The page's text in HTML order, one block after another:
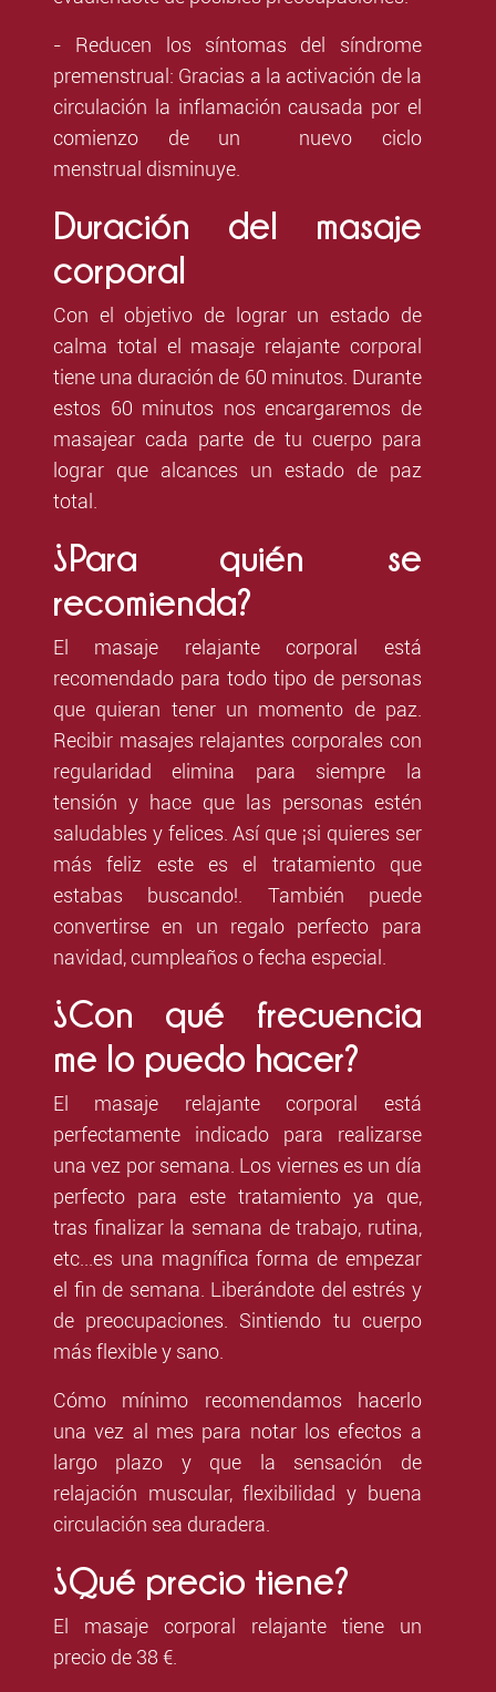
- Reducen los síntomas del síndrome
premenstrual: Gracias a la activación de la
circulación l a inflamación causada por el
comienzo de un nuevo ciclo
menstrual disminuye.
Duración del masaje
corporal
Con el objetivo de lograr un estado de
calma total el masaje relajante corporal
tiene una duración de 60 minutos. Durante
estos 60 minutos nos encargaremos de
masajear cada parte de tu cuerpo para
lograr que alcances un estado de paz
total.
¿Para quién se
recomienda?
El masaje relajante corporal está
recomendado para todo tipo de personas
que quieran tener un momento de paz.
Recibir masajes relajantes corporales con
regularidadelimina para siempre la
tensión y hace que las personas estén
saludables y felices. Así que ¡si quieres ser
más feliz este es el tratamiento que
estabas buscando!. También puede
convertirse en un regalo perfecto para
navidad, cumpleaños o fecha especial.
¿Con qué frecuencia
me lo puedo hacer?
El masaje relajante corporal está
perfectamente indicado para realizarse
una vez por semana. Los viernes es un día
perfecto para este tratamiento ya que,
tras finalizar la semana de trabajo, rutina,
etc...es una magnífica forma de empezar
el fin de semana. Liberándote del estrés y
de preocupaciones. Sintiendo tu cuerpo
más flexible y sano.
Cómo mínimo recomendamos hacerlo
una vez al mes para notar los efectos a
largo plazo y que la sensación de
relajación muscular, flexibilidad y buena
circulación sea duradera.
¿Qué precio tiene?
El masaje corporal relajante tiene un
precio de 38 €.